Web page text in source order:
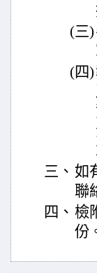
(三)
(四)
三、 如
聯
四、 檢
份